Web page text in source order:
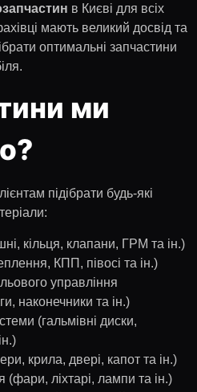
в Києві для всіх
мають великий досвід та
оптимальні запчастини
ми
підібрати будь-які
кільця, клапани, ГРМ та ін.)
КПП, півосі та ін.)
управління
наконечники та ін.)
(гальмівні диски,
крила, двері, капот та ін.)
(фари, ліхтарі, лампи та ін.)